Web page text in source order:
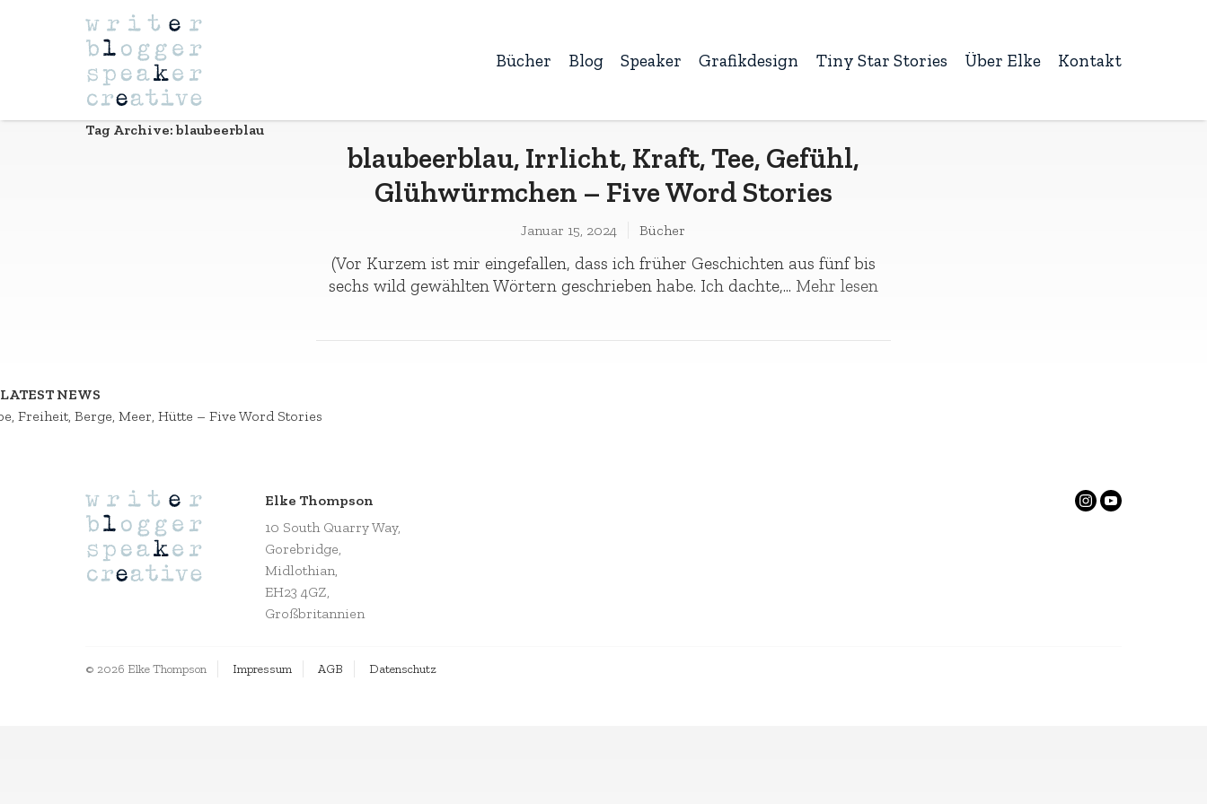
Bücher Blog Speaker Grafikdesign Tiny Star Stories Über Elke Kontakt
Tag Archive: blaubeerblau
blaubeerblau, Irrlicht, Kraft, Tee, Gefühl,
Glühwürmchen – Five Word Stories
Januar 15, 2024 Bücher
(Vor Kurzem ist mir eingefallen, dass ich früher Geschichten aus fünf bis
sechs wild gewählten Wörtern geschrieben habe. Ich dachte,... Mehr lesen
LATEST NEWS
Freiheit, Berge, Meer, Hütte – Five Word Stories
Elke Thompson
10 South Quarry Way,
Gorebridge,
Midlothian,
EH23 4GZ,
Großbritannien
© 2026 Elke Thompson Impressum AGB Datenschutz